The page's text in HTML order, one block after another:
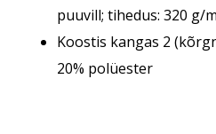
puuvill; tihedus: 320 g/
Koostis kangas 2
20% polüester